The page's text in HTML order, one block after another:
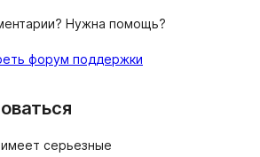
Нужна помощь?
форум поддержки
серьезные